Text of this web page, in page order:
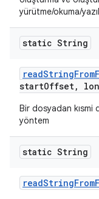
yürütme/okuma/
static String
readStringFrom
startOffset,
Bir dosyadan kısmi
yöntem
static String
readStringFrom